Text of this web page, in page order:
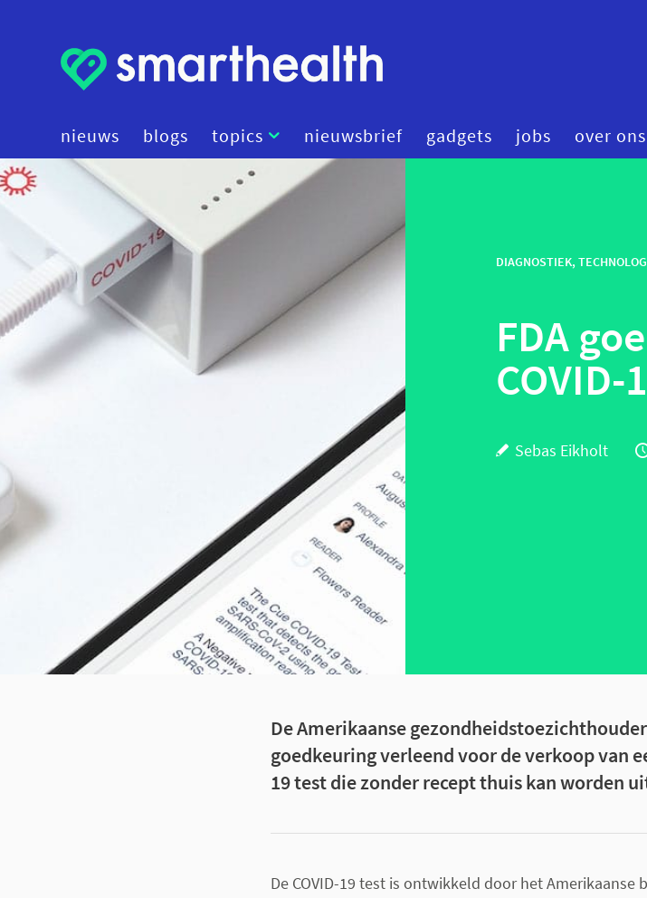
nieuws blogs topics
artificial intelligence
beleid
diagnostiek
digital therapeutics
financiering
mental health
onderzoek
nieuwsbrief gadgets jobs over ons
DIAGNOSTIEK,
FDA
Sebas Eikholt
De Amerikaanse
goedkeuring verleend voor de verkoop van
19 test die zonder recept thuis kan worden
De COVID-19 test is ontwikkeld door het Amerikaanse